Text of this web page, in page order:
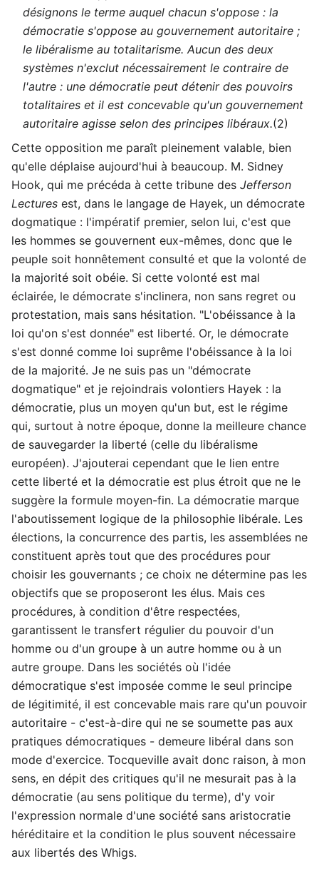
désignons le terme auquel chacun s'oppose : la
démocratie s'oppose au gouvernement autoritaire ;
le libéralisme au totalitarisme. Aucun des deux
systèmes n'exclut nécessairement le contraire de
l'autre : une démocratie peut détenir des pouvoirs
totalitaires et il est concevable qu'un gouvernement
autoritaire agisse selon des principes libéraux.(2)
Cette opposition me paraît pleinement valable, bien
qu'elle déplaise aujourd'hui à beaucoup. M. Sidney
Hook, qui me précéda à cette tribune des Jefferson
Lectures est, dans le langage de Hayek, un démocrate
dogmatique : l'impératif premier, selon lui, c'est que
les hommes se gouvernent eux-mêmes, donc que le
peuple soit honnêtement consulté et que la volonté de
la majorité soit obéie. Si cette volonté est mal
éclairée, le démocrate s'inclinera, non sans regret ou
protestation, mais sans hésitation. "L'obéissance à la
loi qu'on s'est donnée" est liberté. Or, le démocrate
s'est donné comme loi suprême l'obéissance à la loi
de la majorité. Je ne suis pas un "démocrate
dogmatique" et je rejoindrais volontiers Hayek : la
démocratie, plus un moyen qu'un but, est le régime
qui, surtout à notre époque, donne la meilleure chance
de sauvegarder la liberté (celle du libéralisme
européen). J'ajouterai cependant que le lien entre
cette liberté et la démocratie est plus étroit que ne le
suggère la formule moyen-fin. La démocratie marque
l'aboutissement logique de la philosophie libérale. Les
élections, la concurrence des partis, les assemblées ne
constituent après tout que des procédures pour
choisir les gouvernants ; ce choix ne détermine pas les
objectifs que se proposeront les élus. Mais ces
procédures, à condition d'être respectées,
garantissent le transfert régulier du pouvoir d'un
homme ou d'un groupe à un autre homme ou à un
autre groupe. Dans les sociétés où l'idée
démocratique s'est imposée comme le seul principe
de légitimité, il est concevable mais rare qu'un pouvoir
autoritaire - c'est-à-dire qui ne se soumette pas aux
pratiques démocratiques - demeure libéral dans son
mode d'exercice. Tocqueville avait donc raison, à mon
sens, en dépit des critiques qu'il ne mesurait pas à la
démocratie (au sens politique du terme), d'y voir
l'expression normale d'une société sans aristocratie
héréditaire et la condition le plus souvent nécessaire
aux libertés des Whigs.